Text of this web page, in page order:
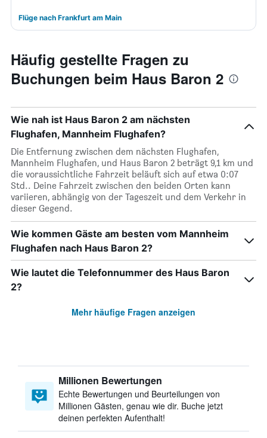
Flüge nach Frankfurt am Main
Häufig gestellte Fragen zu
Buchungen beim Haus Baron 2
Wie nah ist Haus Baron 2 am nächsten
Flughafen, Mannheim Flughafen?
Die Entfernung zwischen dem nächsten Flughafen,
Mannheim Flughafen, und Haus Baron 2 beträgt 9,1 km und
die voraussichtliche Fahrzeit beläuft sich auf etwa 0:07
Std.. Deine Fahrzeit zwischen den beiden Orten kann
variieren, abhängig von der Tageszeit und dem Verkehr in
dieser Gegend.
Wie kommen Gäste am besten vom Mannheim
Flughafen nach Haus Baron 2?
Wie lautet die Telefonnummer des Haus Baron
2?
Mehr häufige Fragen anzeigen
Millionen Bewertungen
Echte Bewertungen und Beurteilungen von
Millionen Gästen, genau wie dir. Buche jetzt
deinen perfekten Aufenthalt!